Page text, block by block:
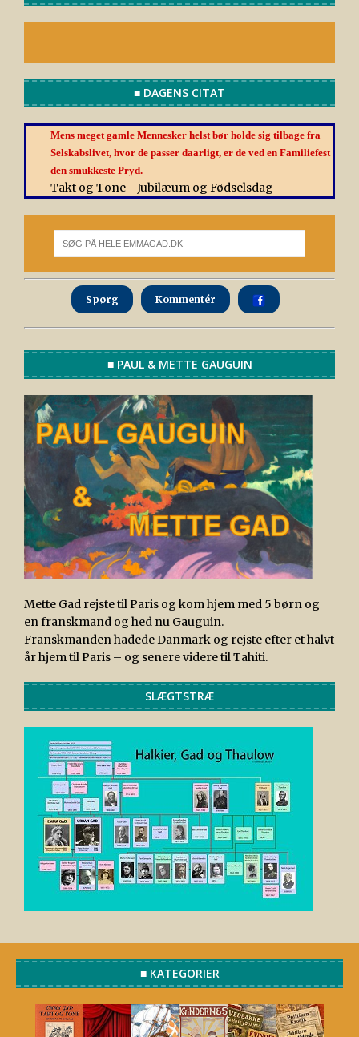
■ DAGENS CITAT
Mens meget gamle Mennesker helst bør holde sig tilbage fra
Selskabslivet, hvor de passer daarligt, er de ved en Familiefest
den smukkeste Pryd.
Takt og Tone - Jubilæum og Fødselsdag
Spørg Kommentér
■ PAUL & METTE GAUGUIN
Mette Gad rejste til Paris og kom hjem med 5 børn og
en franskmand og hed nu Gauguin.
Franskmanden hadede Danmark og rejste efter et halvt
år hjem til Paris – og senere videre til Tahiti.
SLÆGTSTRÆ
■ KATEGORIER